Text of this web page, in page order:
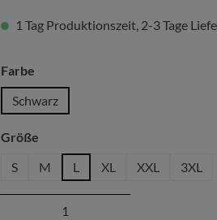
1 Tag Produktionszeit, 2-3 Tage
Farbeauswählen
Schwarz
Größeauswählen
S
M L XL XXL 3XL
Produkt Anzahl: Gib